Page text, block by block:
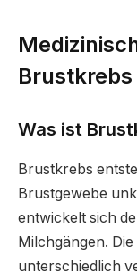
Brustkrebs
Was ist
Brustkrebs
Brustgewebe
entwickelt sich
Milchgängen.
unterschiedlich